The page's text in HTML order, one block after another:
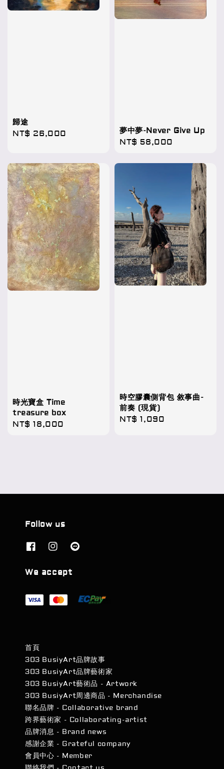
歸途
Regular
NT$ 26,000 夢中夢-Never Give Up
Regular
NT$ 58,000
時光寶盒 Time
treasure box
Regular
NT$ 18,000
時空膠囊側背包 敘事曲-
前奏 (現貨)
Regular
NT$ 1,090
Follow us
We accept
首頁
303 BusiyArt品牌故事
303 BusiyArt品牌藝術家
303 BusiyArt藝術品 - Artwork
303 BusiyArt周邊商品 - Merchandise
聯名品牌 - Collaborative brand
跨界藝術家 - Collaborating-artist
品牌消息 - Brand news
感謝企業 - Grateful company
會員中心 - Member